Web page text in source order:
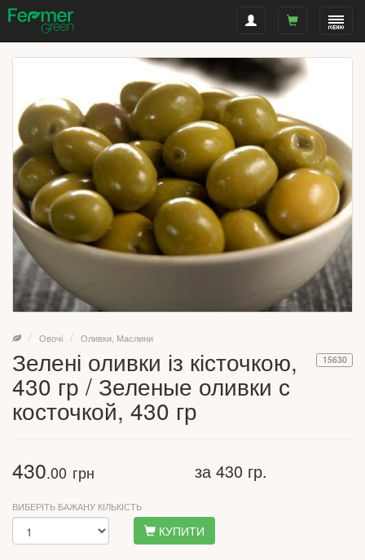
Овочі Оливки, Маслини
15630
Зелені оливки із кісточкою,
430 гр / Зеленые оливки с
косточкой, 430 гр
430.00 грн за 430 гр.
ВИБЕРІТЬ БАЖАНУ КІЛЬКІСТЬ
КУПИТИ